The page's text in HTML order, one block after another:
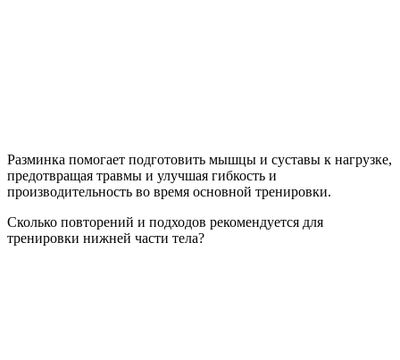
Разминка помогает подготовить мышцы и суставы к нагрузке,
предотвращая травмы и улучшая гибкость и
производительность во время основной тренировки.
Сколько повторений и подходов рекомендуется для
тренировки нижней части тела?